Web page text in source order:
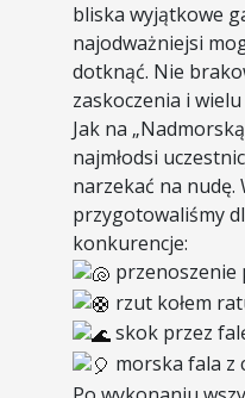
bliska wyjątkowe
najodważniejsi
dotknąć. Nie
zaskoczenia i
Jak na
najmłodsi
narzekać na nudę.
przygotowaliśmy
konkurencje:
przenoszenie
rzut kołem
skok przez
morska fala z